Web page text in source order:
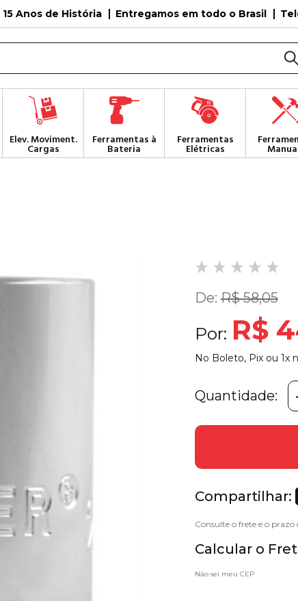
15 Anos de História Entregamos em todo o Brasil
Elev. Moviment.
Cargas
Ferramentas à
Bateria
Ferramentas
Elétricas
De:R$ 58,05
Por: R$
No Boleto, Pix ou 1x
Quantidade:
Compartilhar:
Calcular o
Não sei meu CEP